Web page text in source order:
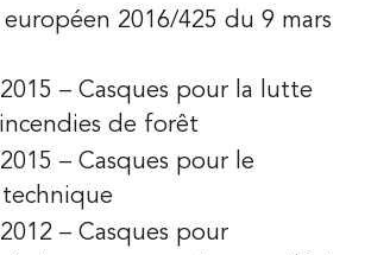
2016/425 du 9 mars
– Casques pour la lutte
de forêt
– Casques pour le
technique
– Casques pour